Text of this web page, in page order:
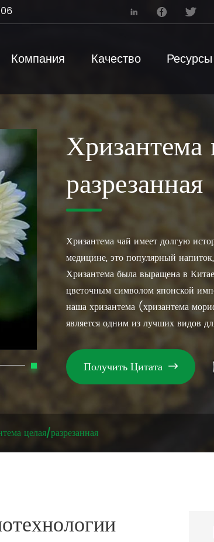
  
Компания Качество Ресурсы
Хризантема
разрезанная
Хризантема чай имеет долгую
медицине, это популярный
Хризантема была выращена в
цветочным символом японской
наша хризантема (хризантема
является одним из лучших видов
Получить Цитата 
целая/разрезанная